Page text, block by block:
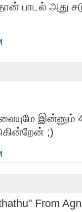
பாடல் அது
இன்னும்
;)
From